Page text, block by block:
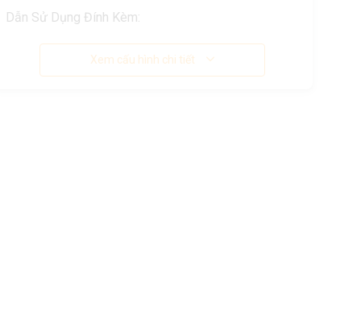
Dẫn Sử Dụng Đính Kèm:
Xem cấu hình chi tiết